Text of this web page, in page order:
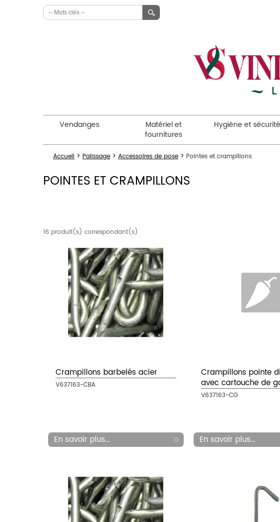
Vendanges
Matériel et
fournitures
Hygiène et sécurité
Accueil > Palissage > Accessoires de pose > Pointes et crampillons
POINTES ET CRAMPILLONS
16 produit(s) correspondant(s)
Crampillons barbelés acier
V637163-CBA
En savoir plus...
Crampillons pointe
avec cartouche de
V637163-CG
En savoir plus...